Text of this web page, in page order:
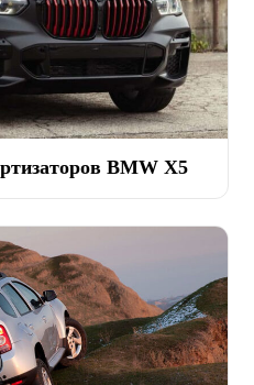
BMW X5